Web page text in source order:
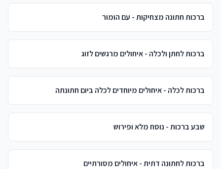
ברכות חתונה מצחיקות - עם הומור
ברכות לחתן ולכלה - איחולים מרגשים לזוג
ברכות לכלה - איחולים מיוחדים לכלה ביום חתונתה
שבע ברכות - נוסח מלא ופירוש
ברכות לחתונה דתית - איחולים מסורתיים